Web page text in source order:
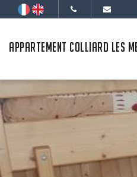
APPARTEMENT COLLIARD LES